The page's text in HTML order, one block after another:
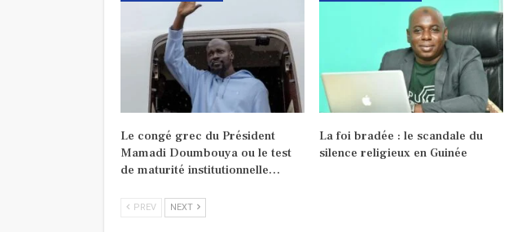
Le congé grec du Président
Mamadi Doumbouya ou le test
de maturité institutionnelle…
La foi bradée : le scandale du
silence religieux en Guinée
PREV NEXT